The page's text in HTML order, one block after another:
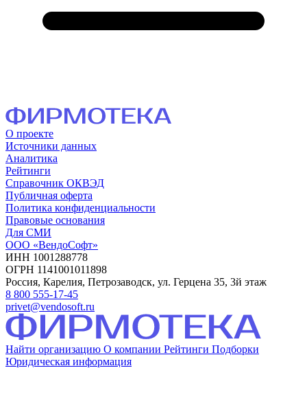
О проекте
Источники данных
Аналитика
Рейтинги
Справочник ОКВЭД
Публичная оферта
Политика конфиденциальности
Правовые основания
Для СМИ
ООО «ВендоСофт»
ИНН 1001288778
ОГРН 1141001011898
Россия, Карелия, Петрозаводск, ул. Герцена 35, 3й этаж
8 800 555-17-45
privet@vendosoft.ru
Найти организацию О компании Рейтинги Подборки
Юридическая информация